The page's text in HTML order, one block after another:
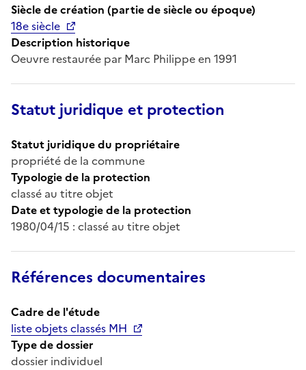
Siècle de création (partie de siècle ou époque)
18e siècle
Description historique
Oeuvre restaurée par Marc Philippe en 1991
Statut juridique et protection
Statut juridique du propriétaire
propriété de la commune
Typologie de la protection
classé au titre objet
Date et typologie de la protection
1980/04/15 : classé au titre objet
Références documentaires
Cadre de l'étude
liste objets classés MH
Type de dossier
dossier individuel